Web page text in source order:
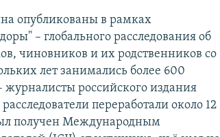
опубликованы в рамках
– глобального расследования об
чиновников и их родственников со
лет занимались более 600
журналисты российского издания
переработали около 12
получен Международным